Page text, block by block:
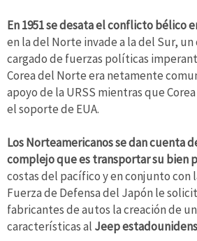
En 1951 se desata el conflicto bélico
en la del Norte invade a la del Sur,
cargado de fuerzas políticas
Corea del Norte era netamente
apoyo de la URSS mientras que
el soporte de EUA.
Los Norteamericanos se dan cuenta
complejo que es transportar su bien
costas del pacífico y en conjunto con
Fuerza de Defensa del Japón le
fabricantes de autos la creación de
características al Jeep